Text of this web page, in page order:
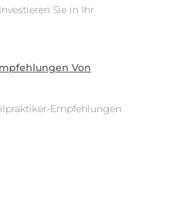
Sie in Ihr
Von
Empfehlungen